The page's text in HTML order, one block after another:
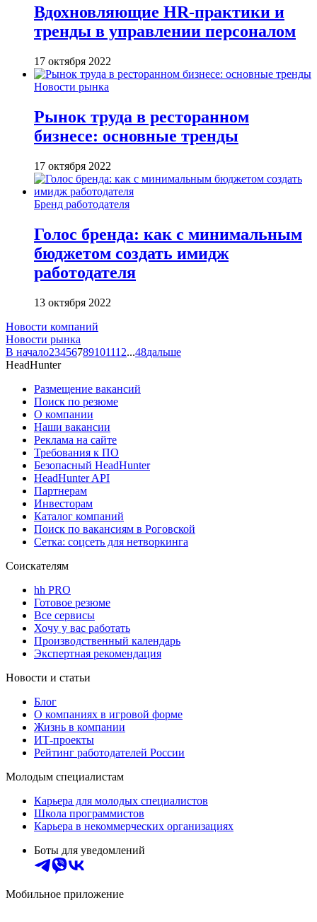
Вдохновляющие HR-практики и
тренды в управлении персоналом
17 октября 2022
Новости рынка
Рынок труда в ресторанном
бизнесе: основные тренды
17 октября 2022
Бренд работодателя
Голос бренда: как с минимальным
бюджетом создать имидж
работодателя
13 октября 2022
Новости компаний
Новости рынка
В начало23456789101112...48дальше
HeadHunter
Размещение вакансий
Поиск по резюме
О компании
Наши вакансии
Реклама на сайте
Требования к ПО
Безопасный HeadHunter
HeadHunter API
Партнерам
Инвесторам
Каталог компаний
Поиск по вакансиям в Роговской
Сетка: соцсеть для нетворкинга
Соискателям
hh PRO
Готовое резюме
Все сервисы
Хочу у вас работать
Производственный календарь
Экспертная рекомендация
Новости и статьи
Блог
О компаниях в игровой форме
Жизнь в компании
ИТ-проекты
Рейтинг работодателей России
Молодым специалистам
Карьера для молодых специалистов
Школа программистов
Карьера в некоммерческих организациях
Боты для уведомлений
Мобильное приложение